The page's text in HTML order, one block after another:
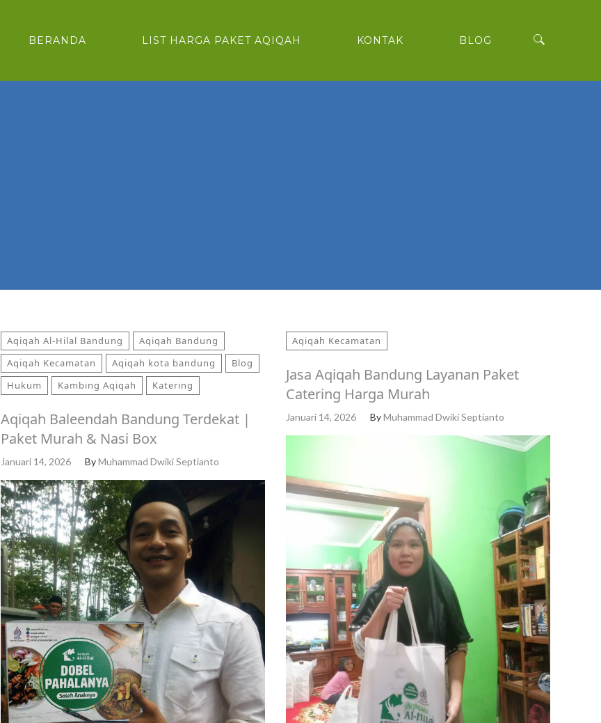
BERANDA LIST HARGA PAKET AQIQAH KONTAK BLOG
Aqiqah Al-Hilal Bandung
Aqiqah Bandung
Aqiqah Kecamatan
Aqiqah kota bandung
Blog
Hukum
Kambing Aqiqah Katering
Aqiqah Baleendah Bandung Terdekat |
Paket Murah & Nasi Box
Januari 14, 2026 ByMuhammad Dwiki Septianto
Aqiqah Kecamatan
Jasa Aqiqah Bandung Layanan Paket
Catering Harga Murah
Januari 14, 2026 ByMuhammad Dwiki Septianto